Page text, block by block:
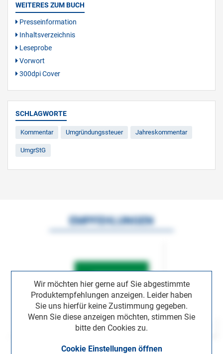
WEITERES ZUM BUCH
Presseinformation
Inhaltsverzeichnis
Leseprobe
Vorwort
300dpi Cover
SCHLAGWORTE
Kommentar Umgründungssteuer Jahreskommentar
UmgrStG
Wir möchten hier gerne auf Sie abgestimmte
Produktempfehlungen anzeigen. Leider haben
Sie uns hierfür keine Zustimmung gegeben.
Wenn Sie diese anzeigen möchten, stimmen Sie
bitte den Cookies zu.
Cookie Einstellungen öffnen
EMPFEHLUNGEN